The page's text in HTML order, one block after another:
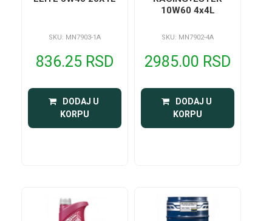
SKU: MN7903-1A
836.25 RSD
DODAJ U
KORPU
10W60 4x4L
SKU: MN7902-4A
2985.00 RSD
DODAJ U
KORPU